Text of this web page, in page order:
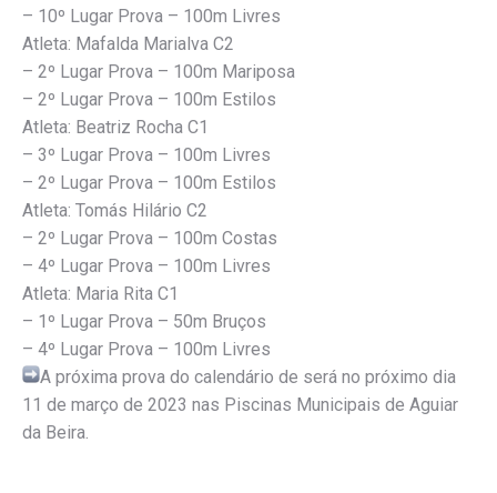
– 10º Lugar Prova – 100m Livres
Atleta: Mafalda Marialva C2
– 2º Lugar Prova – 100m Mariposa
– 2º Lugar Prova – 100m Estilos
Atleta: Beatriz Rocha C1
– 3º Lugar Prova – 100m Livres
– 2º Lugar Prova – 100m Estilos
Atleta: Tomás Hilário C2
– 2º Lugar Prova – 100m Costas
– 4º Lugar Prova – 100m Livres
Atleta: Maria Rita C1
– 1º Lugar Prova – 50m Bruços
– 4º Lugar Prova – 100m Livres
A próxima prova do calendário de será no próximo dia
11 de março de 2023 nas Piscinas Municipais de Aguiar
da Beira.